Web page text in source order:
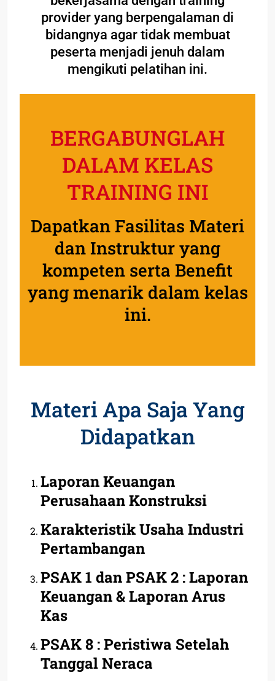
provider yang berpengalaman di
bidangnya agar tidak membuat
peserta menjadi jenuh dalam
mengikuti pelatihan ini.
BERGABUNGLAH
DALAM KELAS
TRAINING INI
Dapatkan Fasilitas Materi
dan Instruktur yang
kompeten serta Benefit
yang menarik dalam kelas
ini.
Materi Apa Saja Yang
Didapatkan
Laporan Keuangan
Perusahaan Konstruksi
Karakteristik Usaha Industri
Pertambangan
PSAK 1 dan PSAK 2 : Laporan
Keuangan & Laporan Arus
Kas
PSAK 8 : Peristiwa Setelah
Tanggal Neraca